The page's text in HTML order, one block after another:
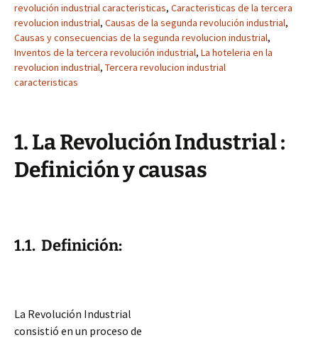
revolución industrial caracteristicas, Caracteristicas de la tercera
revolucion industrial, Causas de la segunda revolución industrial,
Causas y consecuencias de la segunda revolucion industrial,
Inventos de la tercera revolución industrial, La hoteleria en la
revolucion industrial, Tercera revolucion industrial
caracteristicas
1. La Revolución Industrial :
Definición y causas
1.1. Definición:
La Revolución Industrial
consistió en un proceso de